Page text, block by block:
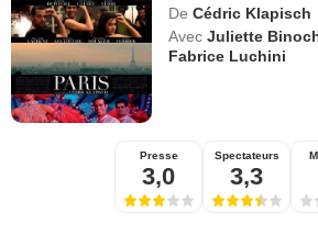
De Cédric Klapisch
Avec Juliette
Fabrice Luchini
Presse
3,0
Spectateurs
3,3